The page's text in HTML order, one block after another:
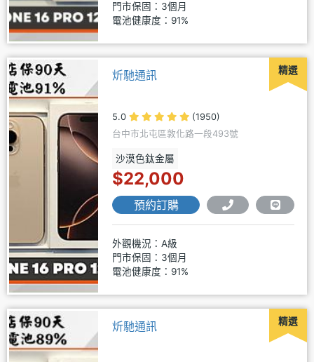
門市保固：3個月
電池健康度：91%
精選
炘馳通訊
5.0
(1950)
台中市北屯區敦化路一段493號
沙漠色鈦金屬
$22,000
預約訂購
外觀機況：A級
門市保固：3個月
電池健康度：91%
精選
炘馳通訊